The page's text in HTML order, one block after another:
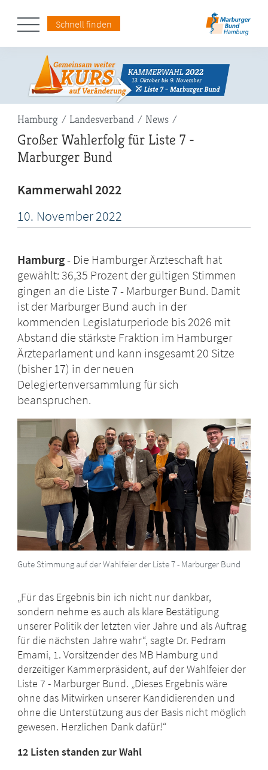
Schnell finden
Pfadnavigation
Hamburg Landesverband News
Großer Wahlerfolg für Liste 7 -
Marburger Bund
Kammerwahl 2022
10. November2022
Hamburg Die Hamburger Ärzteschaft hat
gewählt: 36,35 Prozent der gültigen Stimmen
gingen an die Liste 7 - Marburger Bund. Damit
ist der Marburger Bund auch in der
kommenden Legislaturperiode bis 2026 mit
Abstand die stärkste Fraktion im Hamburger
Ärzteparlament und kann insgesamt 20 Sitze
(bisher 17) in der neuen
Delegiertenversammlung für sich
beanspruchen.
Gute Stimmung auf der Wahlfeier der Liste 7 - Marburger Bund
„Für das Ergebnis bin ich nicht nur dankbar,
sondern nehme es auch als klare Bestätigung
unserer Politik der letzten vier Jahre und als Auftrag
für die nächsten Jahre wahr“, sagte Dr. Pedram
Emami, 1. Vorsitzender des MB Hamburg und
derzeitiger Kammerpräsident, auf der Wahlfeier der
Liste 7 - Marburger Bund. „Dieses Ergebnis wäre
ohne das Mitwirken unserer Kandidierenden und
ohne die Unterstützung aus der Basis nicht möglich
gewesen. Herzlichen Dank dafür!“
12 Listen standen zur Wahl